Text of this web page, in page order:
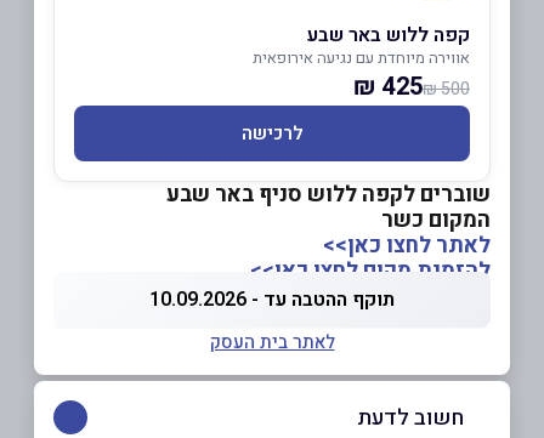
קפה ללוש באר שבע
אווירה מיוחדת עם נגיעה אירופאית
500 ₪
425 ₪
לרכישה
שוברים לקפה ללוש סניף באר שבע
המקום כשר
לאתר לחצו כאן>>
להזמנת מקום לחצו כאן>>
תוקף ההטבה עד - 10.09.2026
לאתר בית העסק
חשוב לדעת